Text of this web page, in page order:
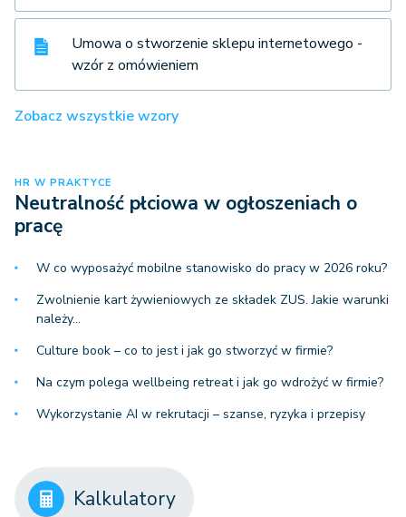
Umowa o stworzenie sklepu internetowego -
wzór z omówieniem
Zobacz wszystkie wzory
HR W PRAKTYCE
Neutralność płciowa w ogłoszeniach o
pracę
W co wyposażyć mobilne stanowisko do pracy w 2026 roku?
Zwolnienie kart żywieniowych ze składek ZUS. Jakie warunki
należy…
Culture book – co to jest i jak go stworzyć w firmie?
Na czym polega wellbeing retreat i jak go wdrożyć w firmie?
Wykorzystanie AI w rekrutacji – szanse, ryzyka i przepisy
Kalkulatory